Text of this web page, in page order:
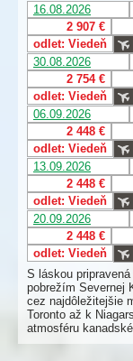
16.08.2026
2 907 €
odlet: Viedeň
30.08.2026
2 754 €
odlet: Viedeň
06.09.2026
2 448 €
odlet: Viedeň
13.09.2026
2 448 €
odlet: Viedeň
20.09.2026
2 448 €
odlet: Viedeň
S láskou
pobrežím Severnej
cez najdôležitejšie
Toronto až k
atmosféru